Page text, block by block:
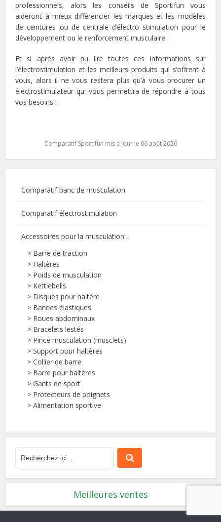
professionnels, alors les conseils de Sportifun vous
aideront à mieux différencier les marques et les modèles
de ceintures ou de centrale d’électro stimulation pour le
développement ou le renforcement musculaire.
Et si après avoir pu lire toutes ces informations sur
l’électrostimulation et les meilleurs produits qui s’offrent à
vous, alors il ne vous restera plus qu’à vous procurer un
électrostimulateur qui vous permettra de répondre à tous
vos besoins !
Comparatif Sportifun mis à jour le 06 août 2026
Comparatif banc de musculation
Comparatif électrostimulation
Accessoires pour la musculation :
> Barre de traction
> Haltères
> Poids de musculation
> Kettlebells
> Disques pour haltère
> Bandes élastiques
> Roues abdominaux
> Bracelets lestés
> Pince musculation (musclets)
>Support pour haltères
>Collier de barre
> Barre pour haltères
>Gants de sport
> Protecteurs de poignets
>Alimentation sportive
Meilleures ventes